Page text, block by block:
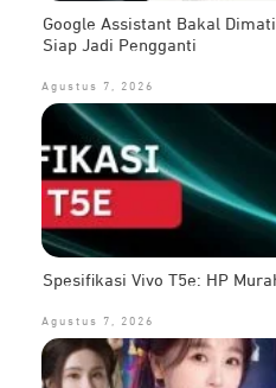
Google Assistant Bakal
Siap Jadi Pengganti
Agustus 7, 2026
Spesifikasi Vivo T5e: HP
Agustus 7, 2026